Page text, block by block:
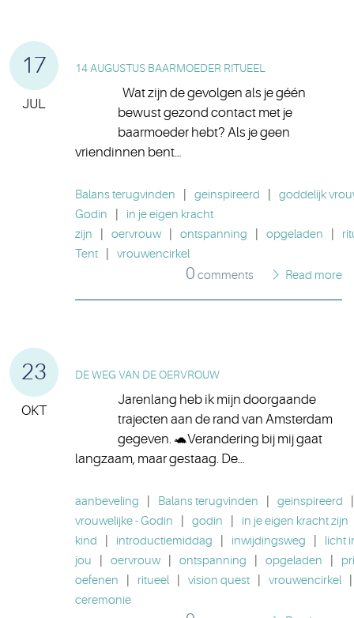
17
JUL
14 AUGUSTUS BAARMOEDER RITUEEL
Wat zijn de gevolgen als je géén
bewust gezond contact met je
baarmoeder hebt? Als je geen
vriendinnen bent…
Balans terugvinden geinspireerd
goddelijk
Godin
in je eigen kracht
zijn
oervrouw ontspanning opgeladen
Tent
vrouwencirkel
0 comments Read more
23
OKT
DE WEG VAN DE OERVROUW
Jarenlang heb ik mijn doorgaande
trajecten aan de rand van Amsterdam
gegeven. 🐢Verandering bij mij gaat
langzaam, maar gestaag. De…
aanbeveling Balans terugvinden geinspireerd
vrouwelijke - Godin
godin
in je eigen kracht zijn
kind
introductiemiddag inwijdingsweg
licht
jou
oervrouw ontspanning opgeladen
oefenen
ritueel vision quest vrouwencirkel
ceremonie